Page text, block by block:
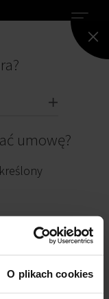
O plikach cookies
ŻADNEGO BIURA.
umowę?